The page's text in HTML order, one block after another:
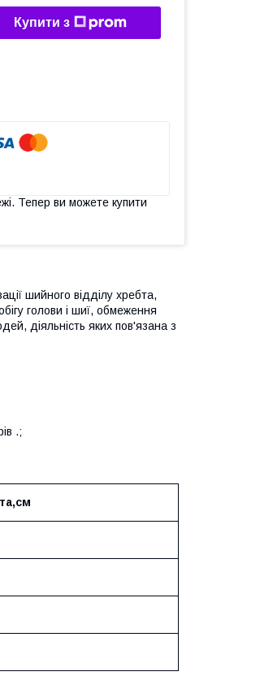
Купити з
Тепер ви можете купити
шийного відділу хребта,
голови і шиї, обмеження
діяльність яких пов'язана з
.;